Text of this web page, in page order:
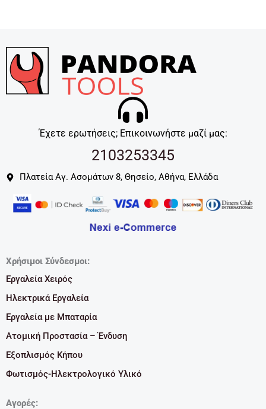
Έχετε ερωτήσεις; Επικοινωνήστε μαζί μας:
2103253345
Πλατεία Αγ. Ασομάτων 8, Θησείο, Αθήνα, Ελλάδα
Χρήσιμοι Σύνδεσμοι:
Εργαλεία Χειρός
Ηλεκτρικά Εργαλεία
Εργαλεία με Μπαταρία
Ατομική Προστασία – Ένδυση
Εξοπλισμός Κήπου
Φωτισμός-Ηλεκτρολογικό Υλικό
Αγορές: